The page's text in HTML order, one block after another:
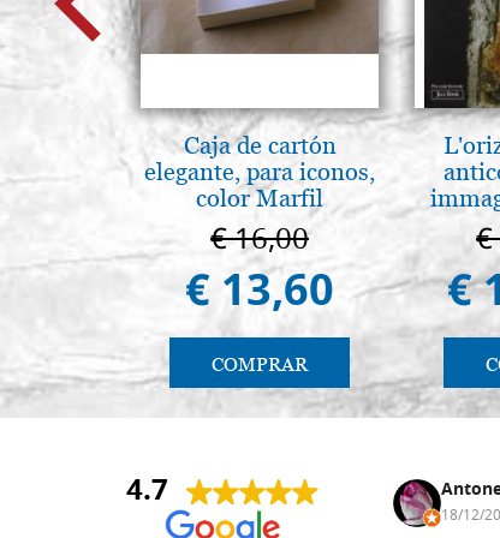
Caja de cartón
elegante, para iconos,
color Marfil
€ 16,00
€ 13,60
COMPRAR
€
4.7
Anna Maria Negri
18/12/